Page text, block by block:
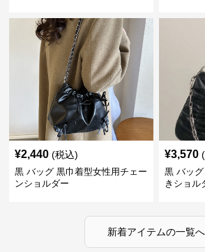
¥2,440 (税込)
黒 バッグ 黒巾着型女性用チェー
ンショルダー
¥3,570
黒 バッ
きショル
新着アイテムの一覧へ